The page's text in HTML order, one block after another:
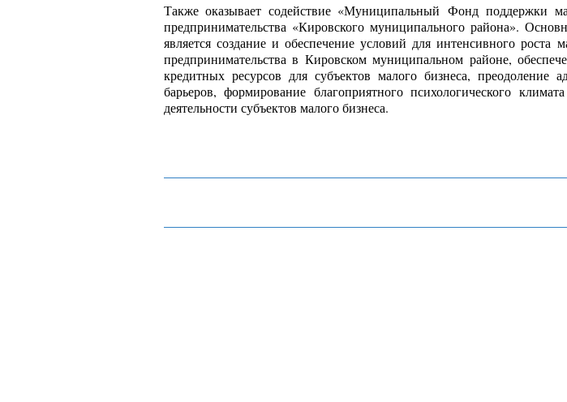
Также оказывает содействие «Муниципальный Фондподдержки
предпринимательства «Кировского муниципального района».
является создание и обеспечение условий для интенсивного роста
предпринимательства в Кировском муниципальном районе,
кредитных ресурсов для субъектов малого бизнеса, преодоление
барьеров, формирование благоприятного психологического
деятельности субъектов малого бизнеса.